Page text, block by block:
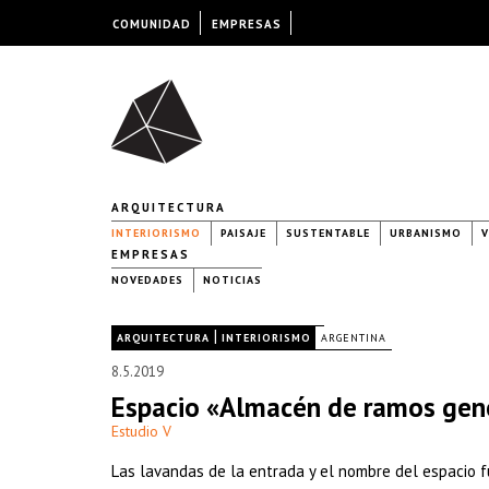
ARQUITECTURA
INTERIORISMO PAISAJE SUSTENTABLE URBANISMO
EMPRESAS
NOVEDADES NOTICIAS
ARQUITECTURA | INTERIORISMO ARGENTINA
8.5.2019
Espacio «Almacén de ramos
Estudio V
Las lavandas de la entrada y el nombre del espacio
COMUNIDAD EMPRESAS